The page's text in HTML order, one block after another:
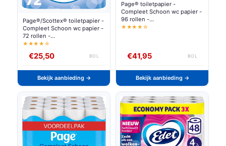
Page®/Scottex® toiletpapier -
Compleet Schoon wc papier -
72 rollen -
Voordeelverpakking
★★★★☆
€25,50 BOL
Bekijk aanbieding →
Page® toiletpapier -
Compleet Schoon wc papier -
96 rollen -
Voordeelverpakking
★★★★☆
€41,95 BOL
Bekijk aanbieding →